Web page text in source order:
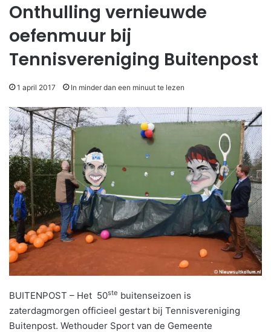
Onthulling vernieuwde
oefenmuur bij
Tennisvereniging Buitenpost
1 april 2017 In minder dan een minuut te lezen
BUITENPOST – Het 50ste buitenseizoen is
zaterdagmorgen officieel gestart bij Tennisvereniging
Buitenpost. Wethouder Sport van de Gemeente